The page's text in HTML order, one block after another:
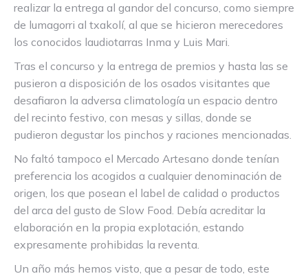
realizar la entrega al gandor del concurso, como siempre
de lumagorri al txakolí, al que se hicieron merecedores
los conocidos laudiotarras Inma y Luis Mari.
Tras el concurso y la entrega de premios y hasta las se
pusieron a disposición de los osados visitantes que
desafiaron la adversa climatología un espacio dentro
del recinto festivo, con mesas y sillas, donde se
pudieron degustar los pinchos y raciones mencionadas.
No faltó tampoco el Mercado Artesano donde tenían
preferencia los acogidos a cualquier denominación de
origen, los que posean el label de calidad o productos
del arca del gusto de Slow Food. Debía acreditar la
elaboración en la propia explotación, estando
expresamente prohibidas la reventa.
Un año más hemos visto, que a pesar de todo, este